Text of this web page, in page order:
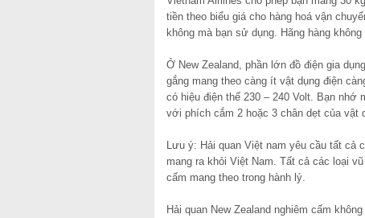
tiền theo biểu giá cho hàng hoá vận
không mà bạn sử dụng. Hãng hàng
Ở New Zealand, phần lớn đồ điện gia
gắng mang theo càng ít vật dụng điện
có hiệu điện thế 230 – 240 Volt. Bạn nhớ
với phích cắm 2 hoặc 3 chân dẹt của vật
Lưu ý: Hải quan Việt nam yêu cầu tất
mang ra khỏi Việt Nam. Tất cả các loại
cấm mang theo trong hành lý.
Hải quan New Zealand nghiêm cấm